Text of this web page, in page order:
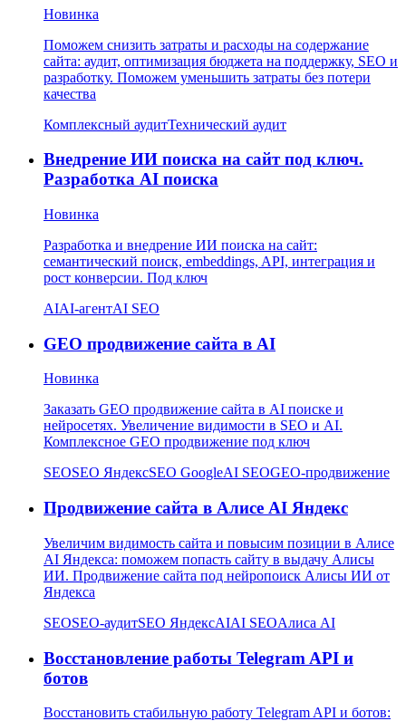
Новинка
Поможем снизить затраты и расходы на содержание
сайта: аудит, оптимизация бюджета на поддержку, SEO и
разработку. Поможем уменьшить затраты без потери
качества
Комплексный аудитТехнический аудит
Внедрение ИИ поиска на сайт под ключ.
Разработка AI поиска
Новинка
Разработка и внедрение ИИ поиска на сайт:
семантический поиск, embeddings, API, интеграция и
рост конверсии. Под ключ
AIAI-агентAI SEO
GEO продвижение сайта в AI
Новинка
Заказать GEO продвижение сайта в AI поиске и
нейросетях. Увеличение видимости в SEO и AI.
Комплексное GEO продвижение под ключ
SEOSEO ЯндексSEO GoogleAI SEOGEO-продвижение
Продвижение сайта в Алисе AI Яндекс
Увеличим видимость сайта и повысим позиции в Алисе
AI Яндекса: поможем попасть сайту в выдачу Алисы
ИИ. Продвижение сайта под нейропоиск Алисы ИИ от
Яндекса
SEOSEO-аудитSEO ЯндексAIAI SEOАлиса AI
Восстановление работы Telegram API и
ботов
Восстановить стабильную работу Telegram API и ботов: